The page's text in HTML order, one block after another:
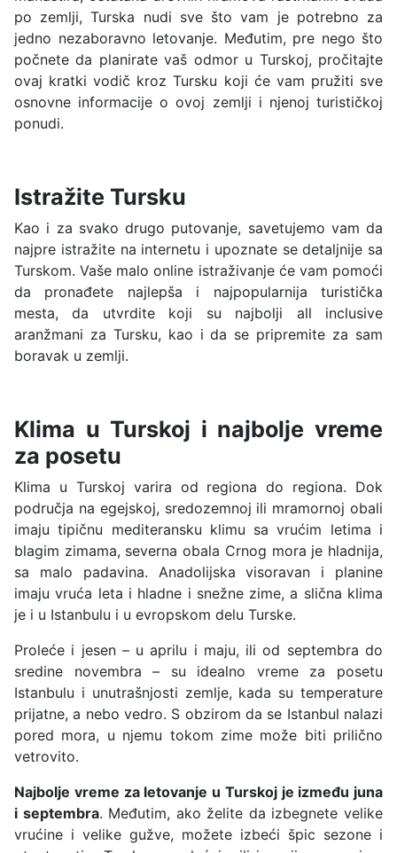
po zemlji, Turska nudi sve što vam je potrebno za
jedno nezaboravno letovanje. Međutim, pre nego što
počnete da planirate vaš odmor u Turskoj, pročitajte
ovaj kratki vodič kroz Tursku koji će vam pružiti sve
osnovne informacije o ovoj zemlji i njenoj turističkoj
ponudi.
Istražite Tursku
Kao i za svako drugo putovanje, savetujemo vam da
najpre istražite na internetu i upoznate se detaljnije sa
Turskom. Vaše malo online istraživanje će vam pomoći
da pronađete najlepša i najpopularnija turistička
mesta, da utvrdite koji su najbolji all inclusive
aranžmani za Tursku, kao i da se pripremite za sam
boravak u zemlji.
Klima u Turskoj i najbolje vreme
za posetu
Klima u Turskoj varira od regiona do regiona. Dok
područja na egejskoj, sredozemnoj ili mramornoj obali
imaju tipičnu mediteransku klimu sa vrućim letima i
blagim zimama, severna obala Crnog mora je hladnija,
sa malo padavina. Anadolijska visoravan i planine
imaju vruća leta i hladne i snežne zime, a slična klima
je i u Istanbulu i u evropskom delu Turske.
Proleće i jesen – u aprilu i maju, ili od septembra do
sredine novembra – su idealno vreme za posetu
Istanbulu i unutrašnjosti zemlje, kada su temperature
prijatne, a nebo vedro. S obzirom da se Istanbul nalazi
pored mora, u njemu tokom zime može biti prilično
vetrovito.
Najbolje vreme za letovanje u Turskoj je između juna
i septembra. Međutim, ako želite da izbegnete velike
vrućine i velike gužve, možete izbeći špic sezone i